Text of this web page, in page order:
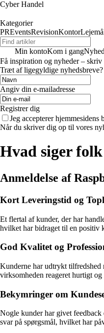
Cyber Handel
Kategorier
PREventsRevisionKontor
Min kontoKom i gang
Få inspiration og nyheder –
Træt af ligegyldige nyhedsbreve?
Angiv din e-mailadresse
Registrer dig
Jeg accepterer
Når du skriver dig op til vores
Hvad siger
Anmeldelse af
Kort Leveringstid og
Et flertal af kunder, der har
hvilket har bidraget til en positiv
God Kvalitet og
Kunderne har udtrykt
virksomheden reageret hurtigt
Bekymringer om
Nogle kunder har givet
svar på spørgsmål, hvilket har